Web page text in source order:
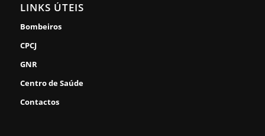
LINKS ÚTEIS
Bombeiros
CPCJ
GNR
Centro de Saúde
Contactos